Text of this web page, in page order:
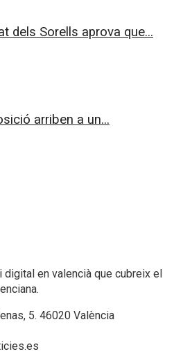
dels Sorells aprova que...
arriben a un...
en valencià que cubreix el
5. 46020 València